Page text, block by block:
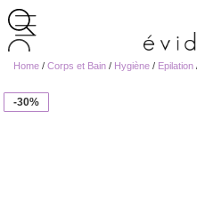
de
Home / Corps et Bain / Hygiène / Epilation
-30%